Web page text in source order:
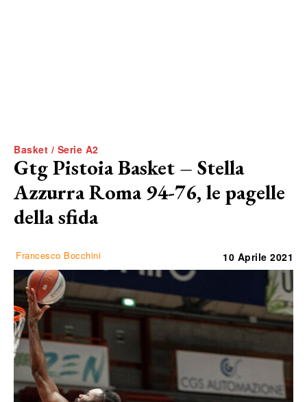
Basket / Serie A2
Gtg Pistoia Basket – Stella
Azzurra Roma 94-76, le pagelle
della sfida
Francesco Bocchini 10 Aprile 2021